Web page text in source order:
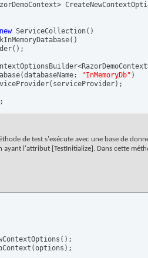
new ServiceCollection( )
( )
( ) ;
(databaseName: "InMemoryDb" )
( serviceProvider) ;
de test s'exécute avec une base de
l'attribut [TestInitialize]. Dans cette
( ) ;
(options ) ;